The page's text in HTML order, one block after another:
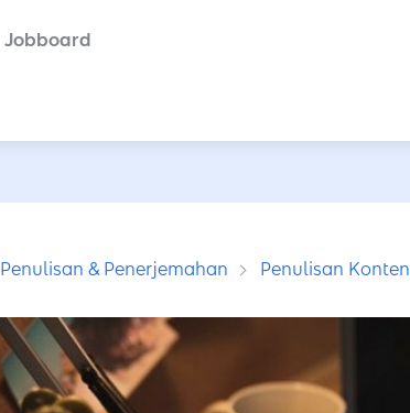
Jobboard
Penulisan & Penerjemahan Penulisan Konten